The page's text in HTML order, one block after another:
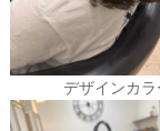
デザインカラ